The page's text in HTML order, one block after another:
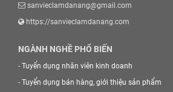
sanvieclamdanang@gmail.com
https://sanvieclamdanang.com
NGÀNH NGHỀ PHỔ BIẾN
- Tuyển dụng nhân viên kinh doanh
- Tuyển dụng bán hàng, giới thiệu sản phẩm